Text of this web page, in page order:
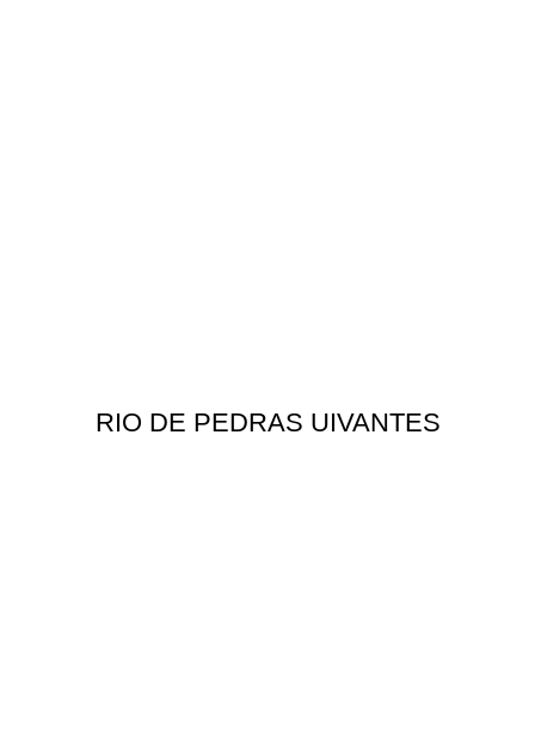
RIO DE PEDRAS UIVANTES